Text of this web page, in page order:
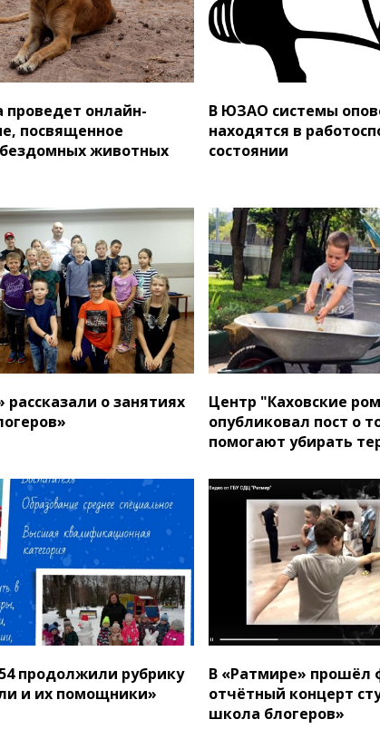
проведет онлайн-
посвященное
животных
В ЮЗАО системы
находятся в
состоянии
рассказали о занятиях
Центр "Каховские
опубликовал пост о
помогают убирать
продолжили рубрику
и их помощники»
В «Ратмире» прошёл
отчётный концерт
школа блогеров»